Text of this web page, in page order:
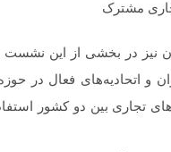
مشترک
نیز در بخشی از این نشست
و اتحادیه‌های فعال در
بین دو کشور